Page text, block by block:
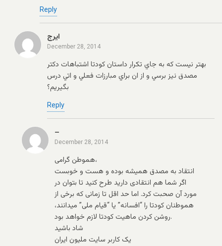
Reply
ايرج
December 28, 2014
بهتر نيست كه به جاي تكرار داستان كودتا اشتباهات دكتر
مصدق نيز برسي و از ان براي مبارزات فعلي و اتي درس
بگيريم؟
Reply
–
December 28, 2014
هموطن گرامی،
انتقاد به مصدق همیشه بوده و هست و خوبست
اگر شما هم انتقادی دارید طرح کنید تا بتوان در
مورد آن صحبت کرد. اما حد اقل تا زمانی که برخی از
هموطنان کودتا را “افسانه” یا “قیام ملی” میدانند،
روشن کردن ماهیت کودتا لازم خواهد بود.
شاد باشید
یک کاربر سایت ملیون ایران